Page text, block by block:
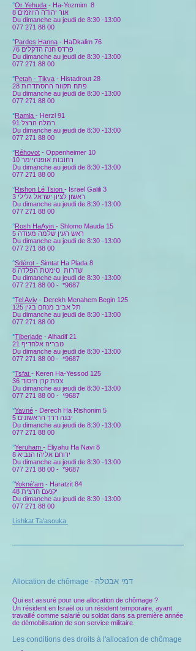
°Or Yehuda - Ha-Yozmim 8
אור יהודה היוזמים 8
Du dimanche au jeudi de 8:30 -13:00
077 271 88 00
°Pardes Hanna - HaDkalim 76
פרדס חנה הדקלים 76
Du dimanche au jeudi de 8:30 -13:00
077 271 88 00
°Petah - Tikva - Histadrout 28
פתח תקווה ההסתדרות 28
Du dimanche au jeudi de 8:30 -13:00
077 271 88 00
°Ramla - Herzl 91
רמלה הרצל 91
Du dimanche au jeudi de 8:30 -13:00
077 271 88 00
°Réhovot - Oppenheimer 10
רחובות אופנהיימר 10
Du dimanche au jeudi de 8:30 -13:00
077 271 88 00
°Rishon Lé Tsion - Israel Galili 3
ראשון לציון ישראל גלילי 3
Du dimanche au jeudi de 8:30 -13:00
077 271 88 00
°Rosh HaAyin - Shlomo Mauda 15
ראש העין שלמה מעודה 5
Du dimanche au jeudi de 8:30 -13:00
077 271 88 00
°Sdérot - Simtat Ha Plada 8
Du dimanche au jeudi de 8:30 -13:00
077 271 88 00 - *9687
°Tel Aviv - Derekh Menahem Begin 125
תל אביב מנחם בגין 125
Du dimanche au jeudi de 8:30 -13:00
077 271 88 00
°Tiberiade - Alhadif 21
טבריה אלחדיף 21
Du dimanche au jeudi de 8:30 -13:00
077 271 88 00 - *9687
°Tsfat - Keren Ha-Yessod 125
צפת קרן היסוד 36
Du dimanche au jeudi de 8:30 -13:00
077 271 88 00 - *9687
°Yavné - Derech Ha Rishonim 5
יבנה דרך הראשונים 5
Du dimanche au jeudi de 8:30 -13:00
077 271 88 00
°Yeruham - Eliyahu Ha Navi 8
ירוחם אליהו הנביא 8
Du dimanche au jeudi de 8:30 -13:00
077 271 88 00 - *9687
°Yokné'am - Haratzit 84
יקנעם חרצית 48
Du dimanche au jeudi de 8:30 -13:00
077 271 88 00
Lishkat Ta'asouka
Allocation de chômage - דמי אבטלה
Qui est assuré pour une allocation de chômage ?
Un résident en Israël ou un résident temporaire, ayant
travaillé comme salarié ou soldat dans sa première année
de démobilisation de son service militaire.
Les conditions des droits à l'allocation de chômage